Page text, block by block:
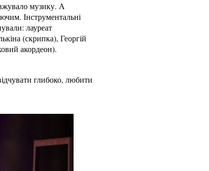
музику. А
Інструментальні
лауреат
(скрипка), Георгій
акордеон).
глибоко, любити